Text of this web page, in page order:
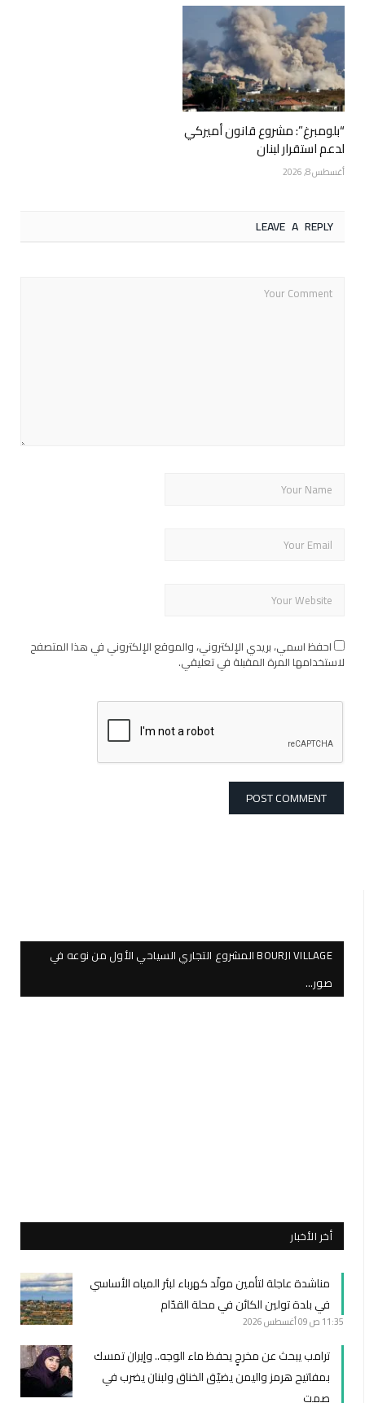
“بلومبرغ”: مشروع قانون أميركي
لدعم استقرار لبنان
أغسطس 8, 2026
LEAVE A REPLY
احفظ اسمي، بريدي الإلكتروني، والموقع الإلكتروني في هذا المتصفح
لاستخدامها المرة المقبلة في تعليقي.
BOURJI VILLAGE المشروع التجاري السياحي الأول من نوعه في
صور…
أخر الأخبار
مناشدة عاجلة لتأمين مولّد كهرباء لبئر المياه الأساسي
في بلدة تولين الكائن في محلة القدّام
11:35 ص 09 أغسطس 2026
ترامب يبحث عن مخرجٍ يحفظ ماء الوجه.. وإيران تمسك
بمفاتيح هرمز واليمن يضيّق الخناق ولبنان يضرب في
صمت